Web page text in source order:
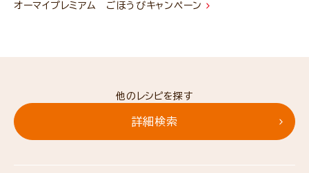
オーマイプレミアム ごほうびキャンペーン
他のレシピを探す
詳細検索